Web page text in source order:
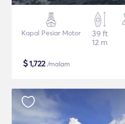
Kapal Pesiar Motor
39 ft
12 m
$1,722/malam